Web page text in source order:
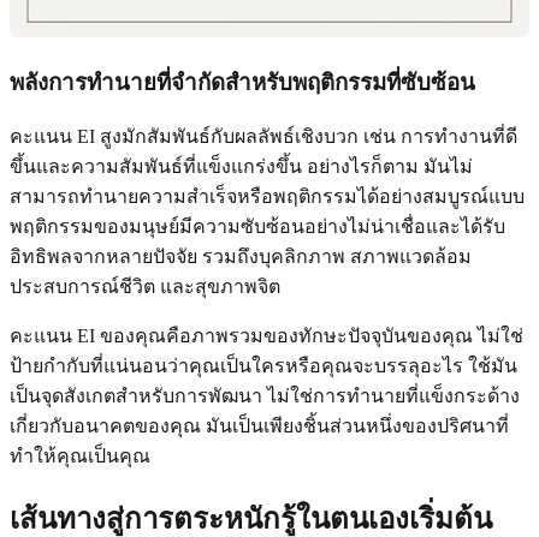
พลังการทำนายที่จำกัดสำหรับพฤติกรรมที่ซับซ้อน
คะแนน EI สูงมักสัมพันธ์กับผลลัพธ์เชิงบวก เช่น การทำงานที่ดี
ขึ้นและความสัมพันธ์ที่แข็งแกร่งขึ้น อย่างไรก็ตาม มันไม่
สามารถทำนายความสำเร็จหรือพฤติกรรมได้อย่างสมบูรณ์แบบ
พฤติกรรมของมนุษย์มีความซับซ้อนอย่างไม่น่าเชื่อและได้รับ
อิทธิพลจากหลายปัจจัย รวมถึงบุคลิกภาพ สภาพแวดล้อม
ประสบการณ์ชีวิต และสุขภาพจิต
คะแนน EI ของคุณคือภาพรวมของทักษะปัจจุบันของคุณ ไม่ใช่
ป้ายกำกับที่แน่นอนว่าคุณเป็นใครหรือคุณจะบรรลุอะไร ใช้มัน
เป็นจุดสังเกตสำหรับการพัฒนา ไม่ใช่การทำนายที่แข็งกระด้าง
เกี่ยวกับอนาคตของคุณ มันเป็นเพียงชิ้นส่วนหนึ่งของปริศนาที่
ทำให้คุณเป็นคุณ
เส้นทางสู่การตระหนักรู้ในตนเองเริ่มต้น